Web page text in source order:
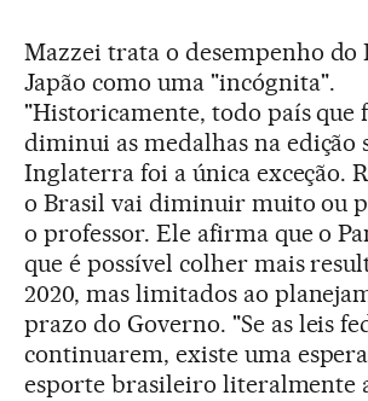
Mazzei trata o desempenho do
Japão como uma "incógnita".
"Historicamente, todo país que
diminui as medalhas na edição
Inglaterra foi a única exceção.
o Brasil vai diminuir muito ou
o professor. Ele afirma que o
que é possível colher mais
2020, mas limitados ao
prazo do Governo. "Se as leis
continuarem, existe uma
esporte brasileiro literalmente